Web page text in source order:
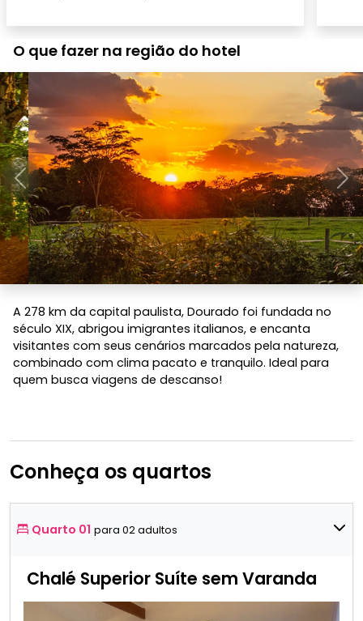
O que fazer na região do hotel
Anterior
A 278 km da capital paulista, Dourado foi fundada no
século XIX, abrigou imigrantes italianos, e encanta
visitantes com seus cenários marcados pela natureza,
combinado com clima pacato e tranquilo. Ideal para
quem busca viagens de descanso!
Conheça os quartos
Quarto 01 para 02 adultos
Chalé Superior Suíte sem Varanda